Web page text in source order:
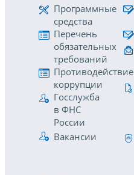
Программные
средства
Перечень
обязательных
требований
Противодействие
коррупции
Госслужба
в ФНС
России
Вакансии